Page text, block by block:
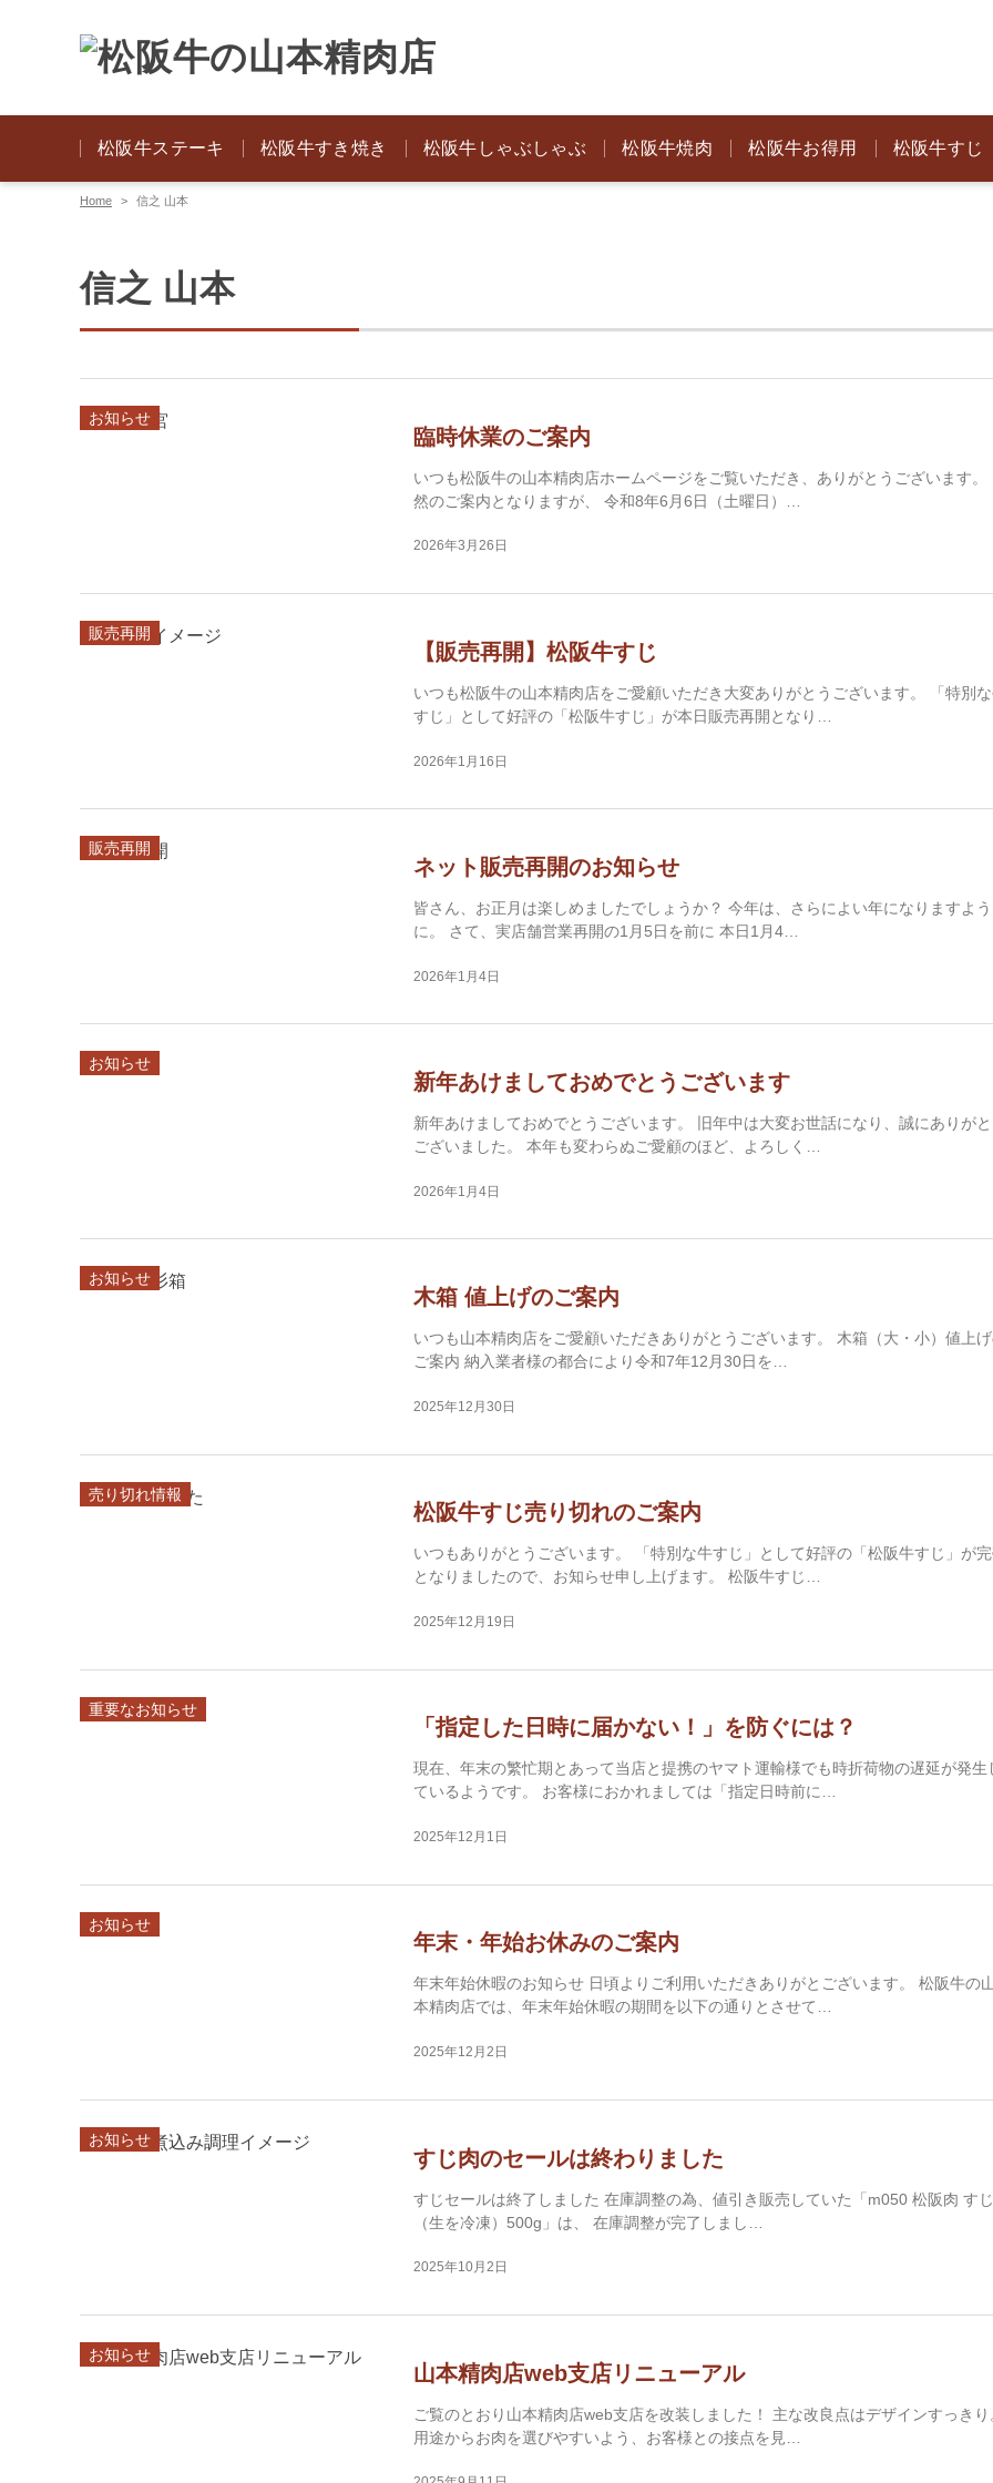
松阪牛ステーキ 松阪牛すき焼き 松阪牛しゃぶしゃぶ 松阪牛焼肉 松阪牛お得用 松阪牛すじ
Home 信之 山本
信之 山本
お知らせ
臨時休業のご案内
いつも松阪牛の山本精肉店ホームページをご覧いただき、ありがとうございます。
然のご案内となりますが、 令和8年6月6日（土曜日）…
2026年3月26日
販売再開
【販売再開】松阪牛すじ
いつも松阪牛の山本精肉店をご愛顧いただき大変ありがとうございます。 「特別
すじ」として好評の「松阪牛すじ」が本日販売再開となり…
2026年1月16日
販売再開
ネット販売再開のお知らせ
皆さん、お正月は楽しめましたでしょうか？ 今年は、さらによい年になりますよう
に。 さて、実店舗営業再開の1月5日を前に 本日1月4…
2026年1月4日
お知らせ
新年あけましておめでとうございます
新年あけましておめでとうございます。 旧年中は大変お世話になり、誠にありが
ございました。 本年も変わらぬご愛顧のほど、よろしく…
2026年1月4日
お知らせ
木箱 値上げのご案内
いつも山本精肉店をご愛顧いただきありがとうございます。 木箱（大・小）値上
ご案内 納入業者様の都合により令和7年12月30日を…
2025年12月30日
売り切れ情報
松阪牛すじ売り切れのご案内
いつもありがとうございます。 「特別な牛すじ」として好評の「松阪牛すじ」が
となりましたので、お知らせ申し上げます。 松阪牛すじ…
2025年12月19日
重要なお知らせ
「指定した日時に届かない！」を防ぐには？
現在、年末の繁忙期とあって当店と提携のヤマト運輸様でも時折荷物の遅延が発生
ているようです。 お客様におかれましては「指定日時前に…
2025年12月1日
お知らせ
年末・年始お休みのご案内
年末年始休暇のお知らせ 日頃よりご利用いただきありがとございます。 松阪牛の
本精肉店では、年末年始休暇の期間を以下の通りとさせて…
2025年12月2日
お知らせ
すじ肉のセールは終わりました
すじセールは終了しました 在庫調整の為、値引き販売していた「m050 松阪肉 す
（生を冷凍）500g」は、 在庫調整が完了しまし…
2025年10月2日
お知らせ
山本精肉店web支店リニューアル
ご覧のとおり山本精肉店web支店を改装しました！ 主な改良点はデザインすっきり
用途からお肉を選びやすいよう、お客様との接点を見…